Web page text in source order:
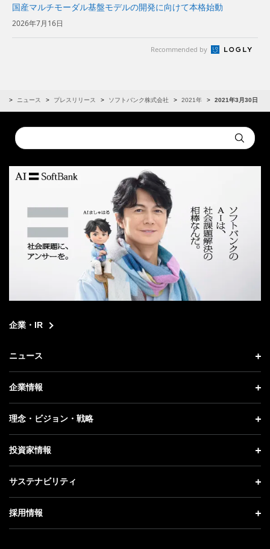
国産マルチモーダル基盤モデルの開発に向けて本格始動
2026年7月16日
Recommended by
ニュース プレスリリース ソフトバンク株式会社 2021年 2021年3月30日
Conduct
a
Submit
企業・IR
ニュース
ニュース トップ
プレスリリース
更新情報
記者説明会
企業情報
企業情報 トップ
社長メッセージ
事業紹介
ガバナンス
理念・ビジョン・戦略
理念・ビジョン・戦略 トップ
成長戦略「Activate AI for Society」
人材戦略
投資家情報
投資家情報 トップ
経営方針
サステナビリティ
サステナビリティ トップ
トップメッセージ
採用情報